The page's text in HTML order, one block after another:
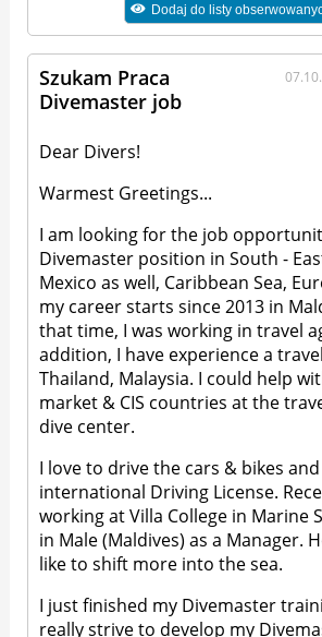
Dodaj do listy
Szukam Praca
Divemaster job
Dear Divers!
Warmest Greetings...
I am looking for the job
Divemaster position in South -
Mexico as well, Caribbean Sea,
my career starts since 2013 in
that time, I was working in travel
addition, I have experience a
Thailand, Malaysia. I could help
market & CIS countries at the
dive center.
I love to drive the cars & bikes
international Driving License.
working at Villa College in Marine
in Male (Maldives) as a Manager.
like to shift more into the sea.
I just finished my Divemaster
really strive to develop my